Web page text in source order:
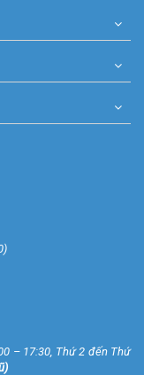
– 17:30, Thứ 2 đến Thứ